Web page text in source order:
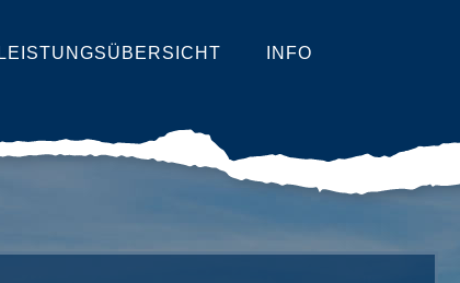
LEISTUNGSÜBERSICHT INFO